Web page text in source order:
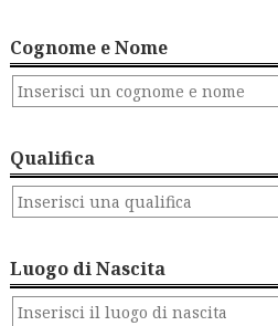
Cognome e Nome
Qualifica
Luogo di Nascita